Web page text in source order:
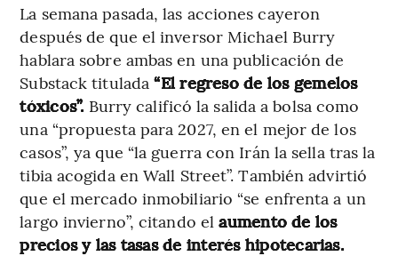
La semana pasada, las acciones cayeron
después de que el inversor Michael Burry
hablara sobre ambas en una publicación de
Substack titulada “El regreso de los gemelos
tóxicos”. Burry calificó la salida a bolsa como
una “propuesta para 2027, en el mejor de los
casos”, ya que “la guerra con Irán la sella tras la
tibia acogida en Wall Street”. También advirtió
que el mercado inmobiliario “se enfrenta a un
largo invierno”, citando el aumento de los
precios y las tasas de interés hipotecarias.